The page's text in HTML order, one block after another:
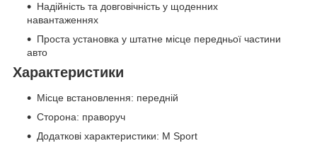
Надійність та довговічність у щоденних
навантаженнях
Проста установка у штатне місце передньої частини
авто
Характеристики
Місце встановлення: передній
Сторона: праворуч
Додаткові характеристики: M Sport